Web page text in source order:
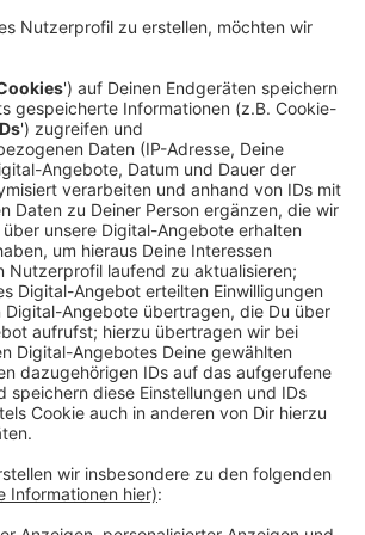
den neuen Standort ist schon
Versammlung der
geht es heute darum den
planen. Das Team zeigt Entwürfe,
aussehen könnte. Anschließend
der Dorfgenossenschaft über
ab. Geben sie grünes Licht, dann
der nötige Bauantrag für den